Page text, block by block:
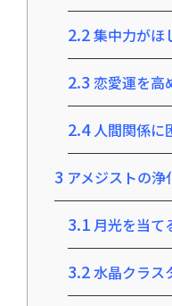
2.2集中力がほ
2.3 恋愛運を高
2.4人間関係に
3 アメジストの浄
3.1月光を当て
3.2水晶クラス